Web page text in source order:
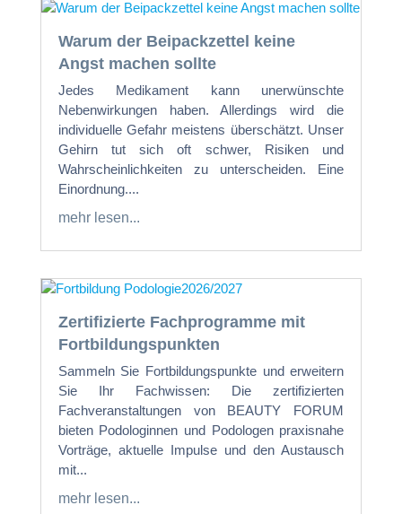
Warum der Beipackzettel keine
Angst machen sollte
Jedes Medikament kann unerwünschte
Nebenwirkungen haben. Allerdings wird die
individuelle Gefahr meistens überschätzt. Unser
Gehirn tut sich oft schwer, Risiken und
Wahrscheinlichkeiten zu unterscheiden. Eine
Einordnung....
mehr lesen...
Zertifizierte Fachprogramme mit
Fortbildungspunkten
Sammeln Sie Fortbildungspunkte und erweitern
Sie Ihr Fachwissen: Die zertifizierten
Fachveranstaltungen von BEAUTY FORUM
bieten Podologinnen und Podologen praxisnahe
Vorträge, aktuelle Impulse und den Austausch
mit...
mehr lesen...